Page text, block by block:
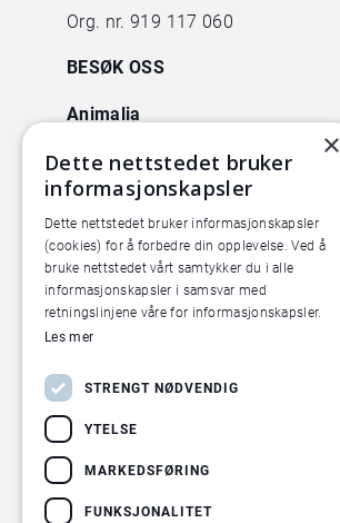
Org. nr. 919 117 060
BESØK OSS
Animalia
0585 Oslo
Pilotanlegget
Økern Torgvei 13,
inngang B
×
Dette nettstedet bruker
informasjonskapsler
Dette nettstedet bruker informasjonskapsler
(cookies) for å forbedre din opplevelse. Ved å
bruke nettstedet vårt samtykker du i alle
informasjonskapsler i samsvar med
retningslinjene våre for informasjonskapsler.
Les mer
STRENGT NØDVENDIG
YTELSE
MARKEDSFØRING
FUNKSJONALITET